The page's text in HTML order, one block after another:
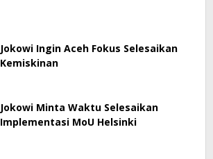
Jokowi Ingin Aceh Fokus Selesaikan
Kemiskinan
Jokowi Minta Waktu Selesaikan
Implementasi MoU Helsinki